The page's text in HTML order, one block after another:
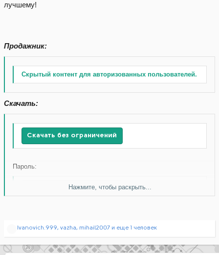
лучшему!
Продажник:
Скрытый контент для авторизованных пользователей.
Скачать:
Скачать без ограничений
Пароль:
Скачать без ограничений
Нажмите, чтобы раскрыть...
РIvanovich.999, vazha, mihail2007 и еще 1 человек